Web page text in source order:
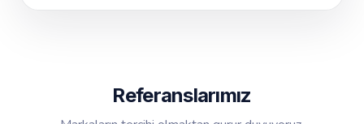
Referanslarımız